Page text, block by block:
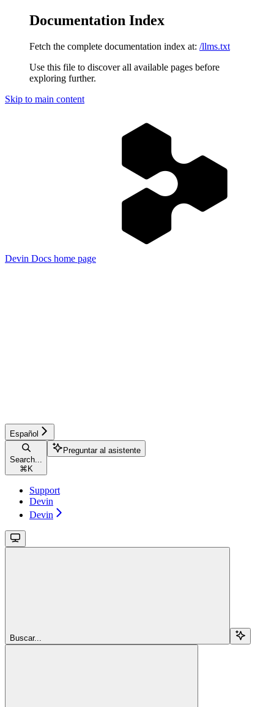
Documentation Index
Fetch the complete documentation index at: /llms.txt
Use this file to discover all available pages before
exploring further.
Skip to main content
Devin Docs home page
Español
Search...
⌘ K
Preguntar al asistente
Support
Devin
Devin
Buscar...